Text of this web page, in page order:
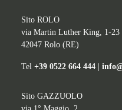
Sito ROLO
via Martin Luther King, 1-23
42047 Rolo (RE)
Tel +39 0522 664 444
Sito GAZZUOLO